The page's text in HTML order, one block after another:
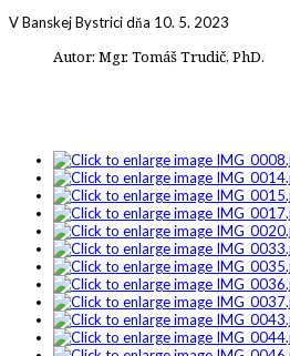
V Banskej Bystrici dňa 10. 5. 2023
Autor: Mgr. Tomáš Trudič, PhD.